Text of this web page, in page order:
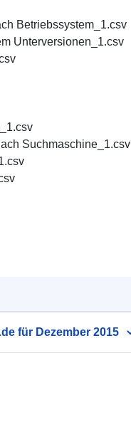
Betriebssystem_1.csv
Unterversionen_1.csv
Suchmaschine_1.csv
für Dezember 2015